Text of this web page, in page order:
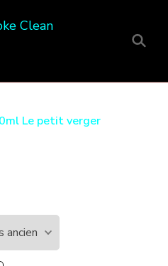
Smoke Clean
Le petit verger